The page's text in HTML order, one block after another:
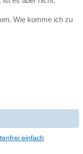
Wie komme ich zu
einfach